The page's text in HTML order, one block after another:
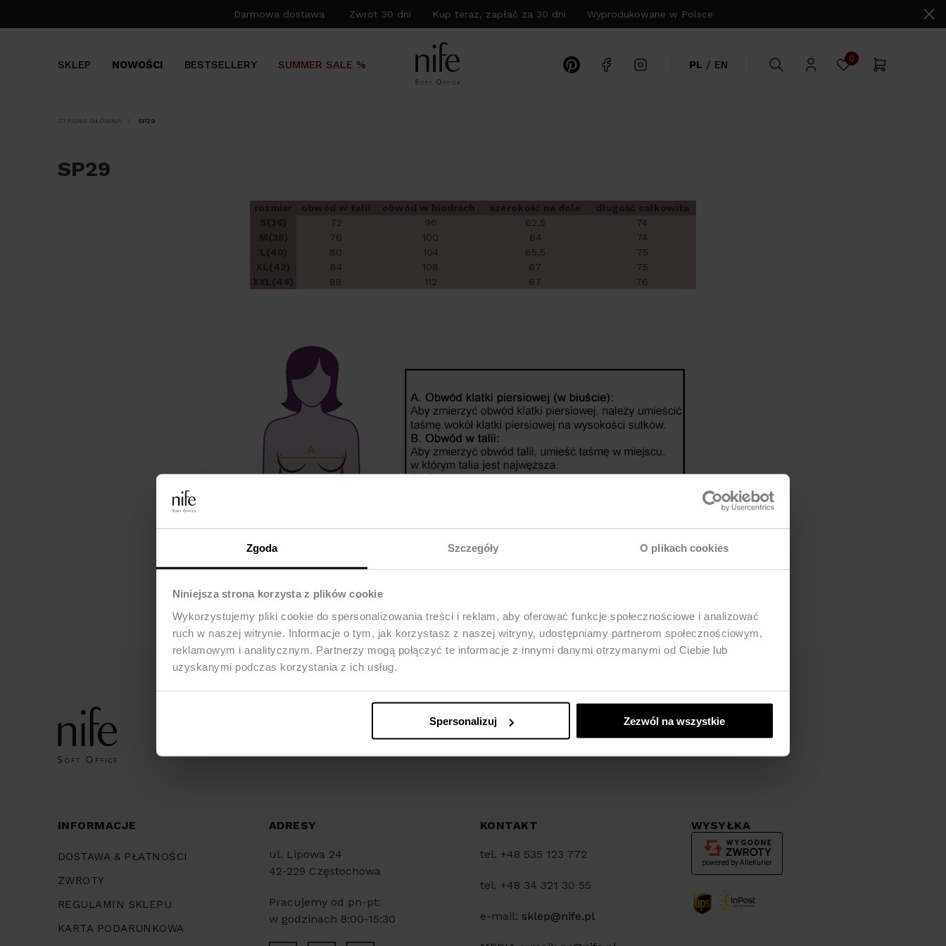
Zgoda Szczegóły O plikach cookies
Niniejsza strona korzysta z plików cookie
Wykorzystujemy pliki cookie do spersonalizowania treści i reklam, aby oferować funkcje społecznościowe i analizować
ruch w naszej witrynie. Informacje o tym, jak korzystasz z naszej witryny, udostępniamy partnerom społecznościowym,
reklamowym i analitycznym. Partnerzy mogą połączyć te informacje z innymi danymi otrzymanymi od Ciebie lub
uzyskanymi podczas korzystania z ich usług.
Spersonalizuj Zezwól na wszystkie
Darmowa dostawa Zwrot 30 dni Kup teraz, zapłać za 30 dni Wyprodukowane w Polsce
SKLEP NOWOŚCI BESTSELLERY SUMMER SALE % PL / EN 0
STRONA GŁÓWNA SP29
SP29
rozmiar obwód w talii obwód w biodrach szerokość na dole
długość całkowita
S(36)
72 96 62,5
74
M(38)
76 100 64
74
L(40)
80 104 65,5
75
XL(42)
84 108 67
75
XXL(44)
88 112 67 76
INFORMACJE
DOSTAWA & PŁATNOŚCI
ZWROTY
REGULAMIN SKLEPU
KARTA PODARUNKOWA
ADRESY
ul. Lipowa 24
42-229 Częstochowa
Pracujemy od pn-pt:
w godzinach 8:00-15:30
KONTAKT
tel. +48 535 123 772
tel. +48 34 321 30 55
e-mail: sklep@nife.pl
WYSYŁKA